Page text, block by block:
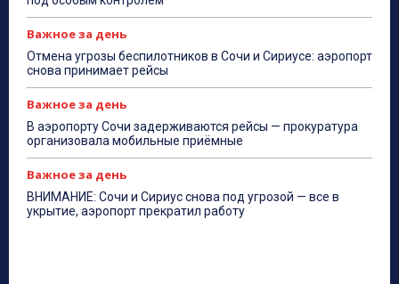
Важное за день
Отмена угрозы беспилотников в Сочи и Сириусе: аэропорт
снова принимает рейсы
Важное за день
В аэропорту Сочи задерживаются рейсы — прокуратура
организовала мобильные приёмные
Важное за день
ВНИМАНИЕ: Сочи и Сириус снова под угрозой — все в
укрытие, аэропорт прекратил работу